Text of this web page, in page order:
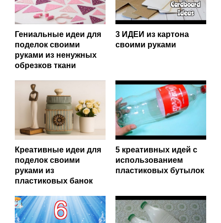
Гениальные идеи для
поделок своими
руками из ненужных
обрезков ткани
3 ИДЕИ из картона
своими руками
Креативные идеи для
поделок своими
руками из
пластиковых банок
5 креативных идей с
использованием
пластиковых бутылок